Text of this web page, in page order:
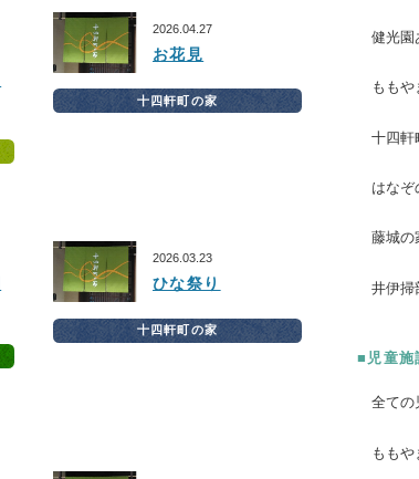
2026.04.27
お花見
十四軒町の家
2026.03.23
ひな祭り
十四軒町の家
健光園
ももや
十四軒
はなぞ
藤城の
井伊掃
■児童施
全ての
もも